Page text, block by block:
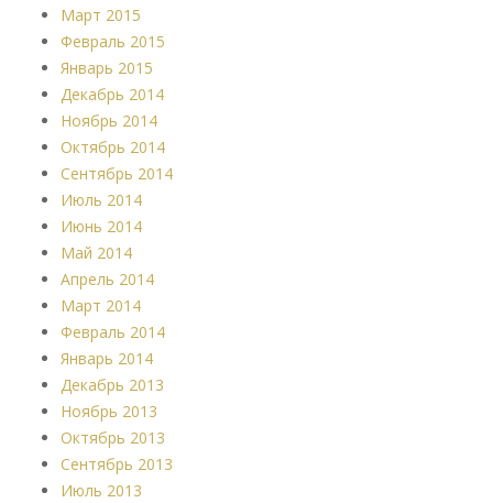
Март 2015
Февраль 2015
Январь 2015
Декабрь 2014
Ноябрь 2014
Октябрь 2014
Сентябрь 2014
Июль 2014
Июнь 2014
Май 2014
Апрель 2014
Март 2014
Февраль 2014
Январь 2014
Декабрь 2013
Ноябрь 2013
Октябрь 2013
Сентябрь 2013
Июль 2013